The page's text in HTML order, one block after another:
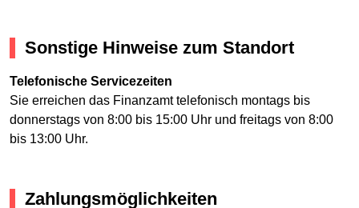
Sonstige Hinweise zum Standort
Telefonische Servicezeiten
Sie erreichen das Finanzamt telefonisch montags bis
donnerstags von 8:00 bis 15:00 Uhr und freitags von 8:00
bis 13:00 Uhr.
Zahlungsmöglichkeiten